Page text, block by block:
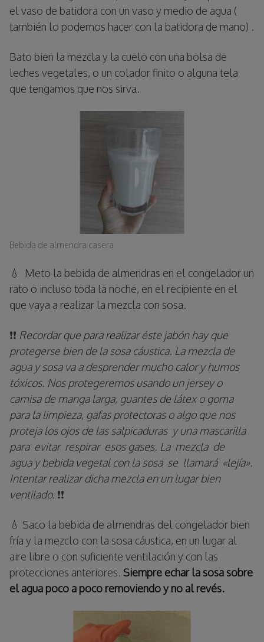
el vaso de batidora con un vaso y medio de agua (
también lo podemos hacer con la batidora de mano) .
Bato bien la mezcla y la cuelo con una bolsa de
leches vegetales, o un colador finito o alguna tela
que tengamos que nos sirva.
Bebida de almendra casera
💧 Meto la bebida de almendras en el congelador un
rato o incluso toda la noche, en el recipiente en el
que vaya a realizar la mezcla con sosa.
❗❗ Recordar que para realizar éste jabón hay que
protegerse bien de la sosa cáustica. La mezcla de
agua y sosa va a desprender mucho calor y humos
tóxicos. Nos protegeremos usando un jersey o
camisa de manga larga, guantes de látex o goma
para la limpieza, gafas protectoras o algo que nos
proteja los ojos de las salpicaduras y una mascarilla
para evitar respirar esos gases. La mezcla de
agua y bebida vegetal con la sosa se llamará «lejía».
Intentar realizar dicha mezcla en un lugar bien
ventilado. ❗❗
💧 Saco la bebida de almendras del congelador bien
fría y la mezclo con la sosa cáustica, en un lugar al
aire libre o con suficiente ventilación y con las
protecciones anteriores. Siempre echar la sosa sobre
el agua poco a poco removiendo y no al revés.